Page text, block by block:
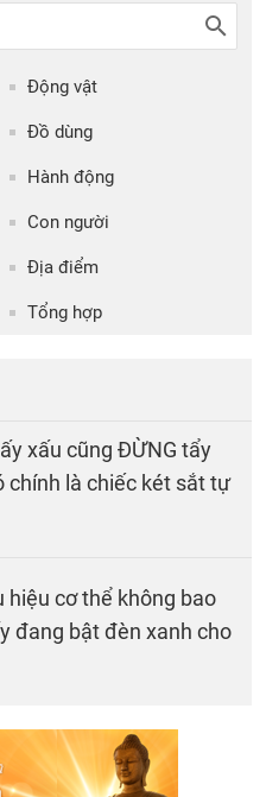
Động vật
Đồ dùng
Hành động
Con người
Địa điểm
Tổng hợp
xấu cũng ĐỪNG tẩy
chính là chiếc két sắt tự
hiệu cơ thể không bao
đang bật đèn xanh cho